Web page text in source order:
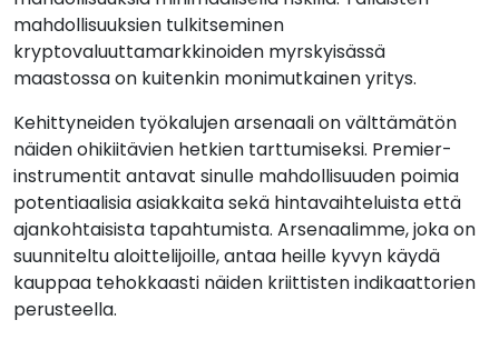
mahdollisuuksien tulkitseminen
kryptovaluuttamarkkinoiden myrskyisässä
maastossa on kuitenkin monimutkainen yritys.
Kehittyneiden työkalujen arsenaali on välttämätön
näiden ohikiitävien hetkien tarttumiseksi. Premier-
instrumentit antavat sinulle mahdollisuuden poimia
potentiaalisia asiakkaita sekä hintavaihteluista että
ajankohtaisista tapahtumista. Arsenaalimme, joka on
suunniteltu aloittelijoille, antaa heille kyvyn käydä
kauppaa tehokkaasti näiden kriittisten indikaattorien
perusteella.